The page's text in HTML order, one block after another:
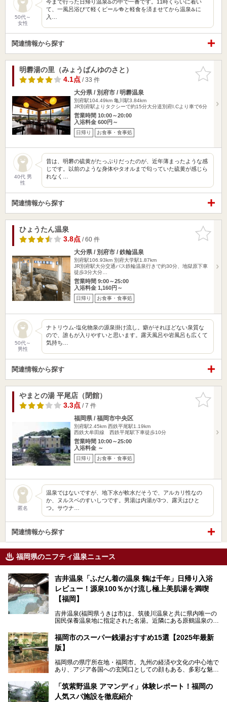
50代～
女性
今まで行った日帰り温泉♨️の中で一番です。11時くらいに着い
て、一風呂浴びて軽くビール🍻と軽食を済ませてから温泉♨️に
入…
関連情報から探す
お気に入
りに追加
明礬湯の里（みょうばんゆのさと）
4.1点/ 33 件
大分県 / 別府市 / 明礬温泉
別府駅104.49km 亀川駅3.84km
JR別府駅よりタクシーで約15分大分道別府I.Cより車で6分
営業時間 10:00～20:00
入浴料金 600円～
日帰り お食事・食事処
40代 男
性
昔は、明礬の硫黄がたっぷりだったのが、近年薄まったような感
じです。以前のような身体やタオルまで匂っていた硫黄が感じら
れなく…
関連情報から探す
お気に入
りに追加
ひょうたん温泉
3.8点/ 60 件
大分県 / 別府市 / 鉄輪温泉
別府駅106.93km 別府大学駅1.87km
JR別府駅大分交通バス鉄輪温泉行きで約30分、地獄原下車
徒歩3分大分…
営業時間 9:00～25:00
入浴料金 1,160円～
日帰り お食事・食事処
50代～
男性
ナトリウム-塩化物泉の源泉掛け流し。癖がそれほどない泉質な
ので、誰もが入りやすいと思います。露天風呂や岩風呂も広くて
気持ち…
関連情報から探す
お気に入
りに追加
やまとの湯 平尾店（閉館）
3.3点/ 7 件
福岡県 / 福岡市中央区
別府駅2.45km 西鉄平尾駅1.19km
西鉄大牟田線 西鉄平尾駅下車徒歩10分
営業時間 10:00～25:00
入浴料金 ～
日帰り お食事・食事処
匿名
温泉ではないですが、地下水が軟水だそうで、アルカリ性なの
か、ヌルスベのすいしつです。男湯は内湯が3つ、露天はひと
つ。サウナ…
関連情報から探す
福岡県のニフティ温泉ニュース
吉井温泉「ふだん着の温泉 鶴は千年」日帰り入浴
レビュー！源泉100％かけ流し極上美肌湯を満喫
【福岡】
吉井温泉(福岡県うきは市)は、筑後川温泉と共に県内唯一の
国民保養温泉地に指定された名湯。近隣にある原鶴温泉の観
す。
「ふだん着の温泉 鶴は千年」は、吉井温泉にある日帰り入
住民や温泉ファンに愛され続けています。今回は筆者自ら日
帰り入浴し、自慢の温泉を中心に詳細レビューします！
福岡市のスーパー銭湯おすすめ15選【2025年最新
版】
福岡県の県庁所在地・福岡市。九州の経済や文化の中心地で
あり、アジア各国への玄関口としての顔もある、多彩な魅力
そんな福岡市は、スーパー銭湯も多種多彩。玄界灘を眺めら
れるリゾート気分満点のスーパー銭湯から、繁華街近くのレ
「筑紫野温泉 アマンディ」体験レポート！福岡の
人気スパ施設を徹底紹介